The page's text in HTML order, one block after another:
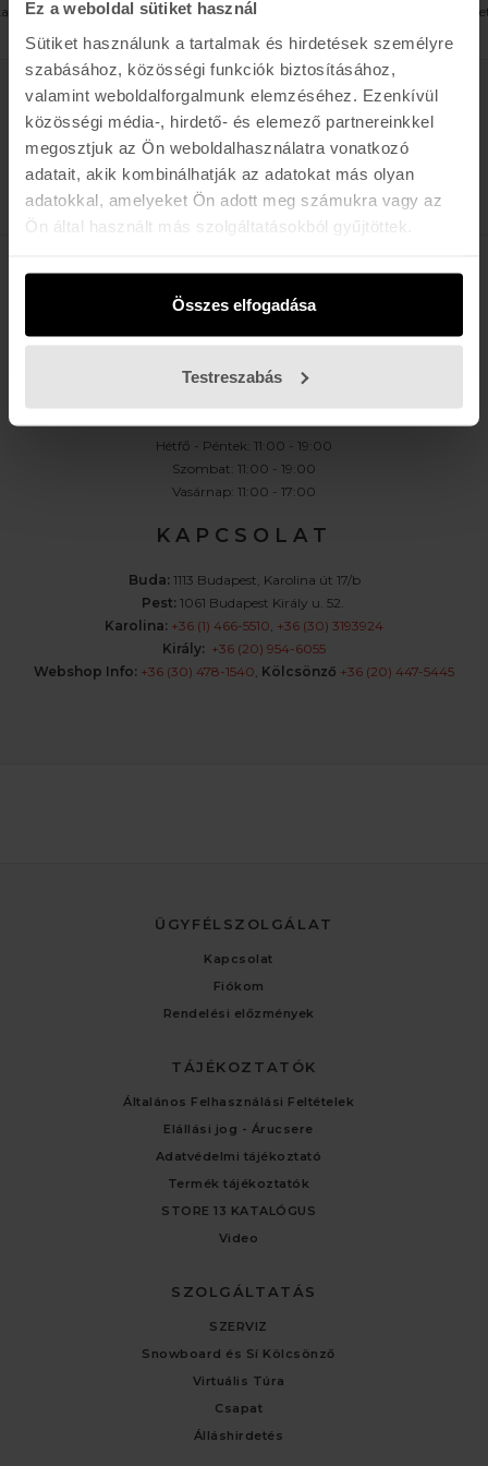
Ez a weboldal sütiket használ
Sütiket használunk a tartalmak és hirdetések személyre
szabásához, közösségi funkciók biztosításához,
valamint weboldalforgalmunk elemzéséhez. Ezenkívül
közösségi média-, hirdető- és elemező partnereinkkel
megosztjuk az Ön weboldalhasználatra vonatkozó
adatait, akik kombinálhatják az adatokat más olyan
adatokkal, amelyeket Ön adott meg számukra vagy az
Ön által használt más szolgáltatásokból gyűjtöttek.
Összes elfogadása
Testreszabás
minden esetben 30.000 Ft, amely minden esetben készpénzben kell
Értesülj az újdonságokról, akciókról
E-MAIL
FELIRATKOZOM »
K A R O L I N A 17 / B
Hétfő - Péntek: 11:00 - 19:00
Vasárnap: ZÁRVA
Hétfő - Péntek: 11:00 - 19:00
Szombat: 11:00 - 19:00
Vasárnap: 11:00 - 17:00
K A P C S O L A T
Buda: 1113 Budapest, Karolina út 17/b
Pest: 1061 Budapest Király u. 52.
Karolina: +36 (1) 466-5510, +36 (30) 3193924
Király: +36 (20) 954-6055
Webshop Info: +36 (30) 478-1540, Kölcsönző +36 (20) 447-5445
ÜGYFÉLSZOLGÁLAT
Kapcsolat
Fiókom
Rendelési előzmények
TÁJÉKOZTATÓK
Általános Felhasználási Feltételek
Elállási jog - Árucsere
Adatvédelmi tájékoztató
Termék tájékoztatók
STORE 13 KATALÓGUS
Video
SZOLGÁLTATÁS
SZERVIZ
Snowboard és Sí Kölcsönző
Virtuális Túra
Csapat
Álláshirdetés